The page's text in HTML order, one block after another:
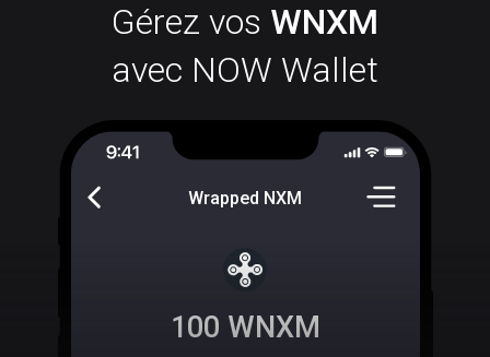
Gérez vos WNXM
avec NOW Wallet
Wrapped NXM
100 WNXM